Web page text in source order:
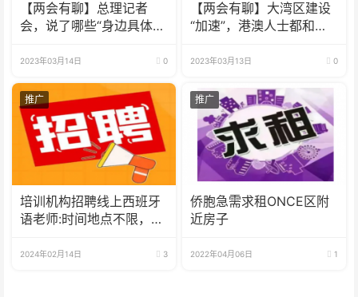
【两会有聊】总理记者
会，说了哪些“身边具体
2023年03月14日 0
【两会有聊】大湾区建设
“加速”，港澳人士都和小
2023年03月13日 0
推广
培训机构招聘线上西班牙
语老师:时间地点不限，可
2024年02月14日 3
推广
侨胞急需求租ONCE区附
近房子
2022年04月06日 1